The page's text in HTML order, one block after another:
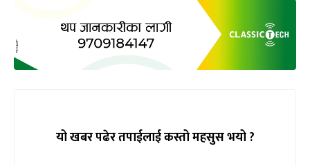
यो खबर पढेर तपाईलाई कस्तो महसुस भयो ?